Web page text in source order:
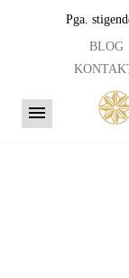
Pga.
BLOG